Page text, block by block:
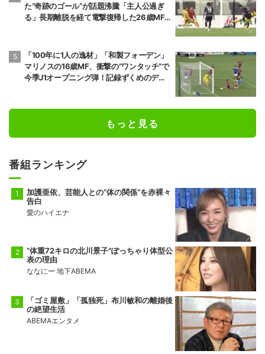
た“奇跡のゴール”が話題沸騰「主人公過ぎ
る」長期離脱を経て電撃復帰した26歳MF
「100年に1人の逸材」「和製フォーデン」
マリノスの16歳MF、衝撃の“ワンタッチ”で
今季J1オープニング弾！記録ずくめのデビ
もっと見る
番組ランキング
加護亜依、芸能人との“体の関係”を赤裸々
告白
愛のハイエナ
“体重72キロの北川景子”ぽっちゃり体型公
表の理由
ななにー 地下ABEMA
「ゴミ屋敷」「孤独死」布川敏和の離婚後
の絶望生活
ABEMAエンタメ